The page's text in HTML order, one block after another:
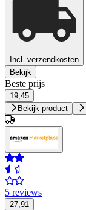
Incl. verzendkosten
Bekijk
Beste prijs
19,45
Bekijk product
5 reviews
27,91